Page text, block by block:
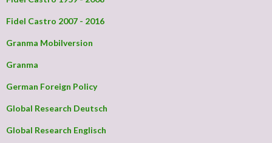
Fidel Castro 2007 - 2016
Granma Mobilversion
Granma
German Foreign Policy
Global Research Deutsch
Global Research Englisch